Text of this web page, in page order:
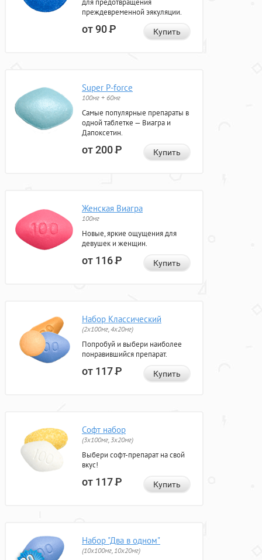
для предотвращения
преждевременной эякуляции.
от 90Р Купить
Super P-force
100мг + 60мг
Самые популярные препараты в
одной таблетке — Виагра и
Дапоксетин.
от 200Р Купить
Женская Виагра
100мг
Новые, яркие ощущения для
девушек и женщин.
от 116Р Купить
Набор Классический
(2x100мг, 4x20мг)
Попробуй и выбери наиболее
понравившийся препарат.
от 117Р Купить
Софт набор
(3x100мг, 3x20мг)
Выбери софт-препарат на свой
вкус!
от 117Р Купить
Набор "Два в одном"
(10x100мг, 10x20мг)